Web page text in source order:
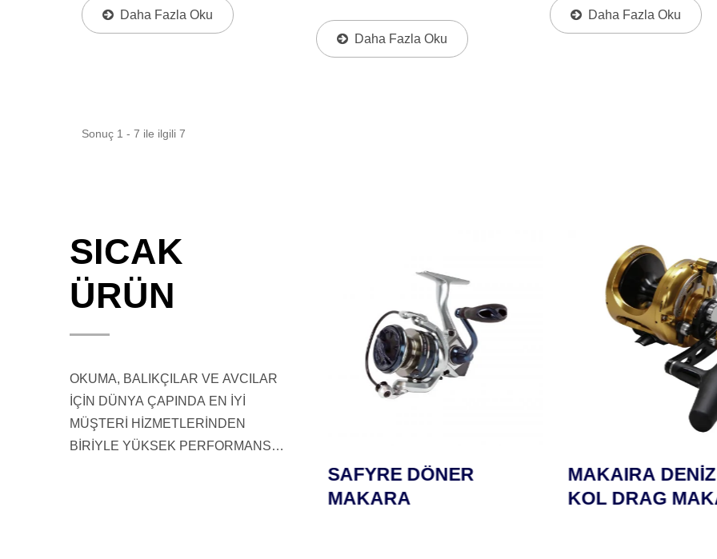
Özelliklerine Sahiptir. Karbonit Çift
Kuvvetli Sürükleme Sistemi, Yüksek
Daha Fazla Oku
Tabanlı Platformlardan Köpekbalığı
Avlayan Balıkçılar Için Nihai Çözüm.
Daha Fazla Oku
Yüzgeçli Ton Balığı, Mat
Anodize Alüminyum
Daha Fazla Oku
Sonuç 1 - 7 ile ilgili 7
SICAK
ÜRÜN
OKUMA, BALIKÇILAR VE AVCILAR
İÇİN DÜNYA ÇAPINDA EN İYİ
MÜŞTERİ HİZMETLERİNDEN
BİRİYLE YÜKSEK PERFORMANS
SAFYRE DÖNER
MAKARA
MAKAIRA DENİZ
KOL DRAG